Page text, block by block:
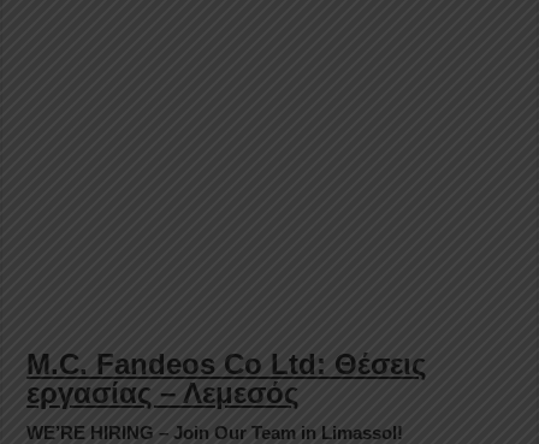
M.C. Fandeos Co Ltd: Θέσεις
εργασίας – Λεμεσός
WE’RE HIRING – Join Our Team in Limassol!